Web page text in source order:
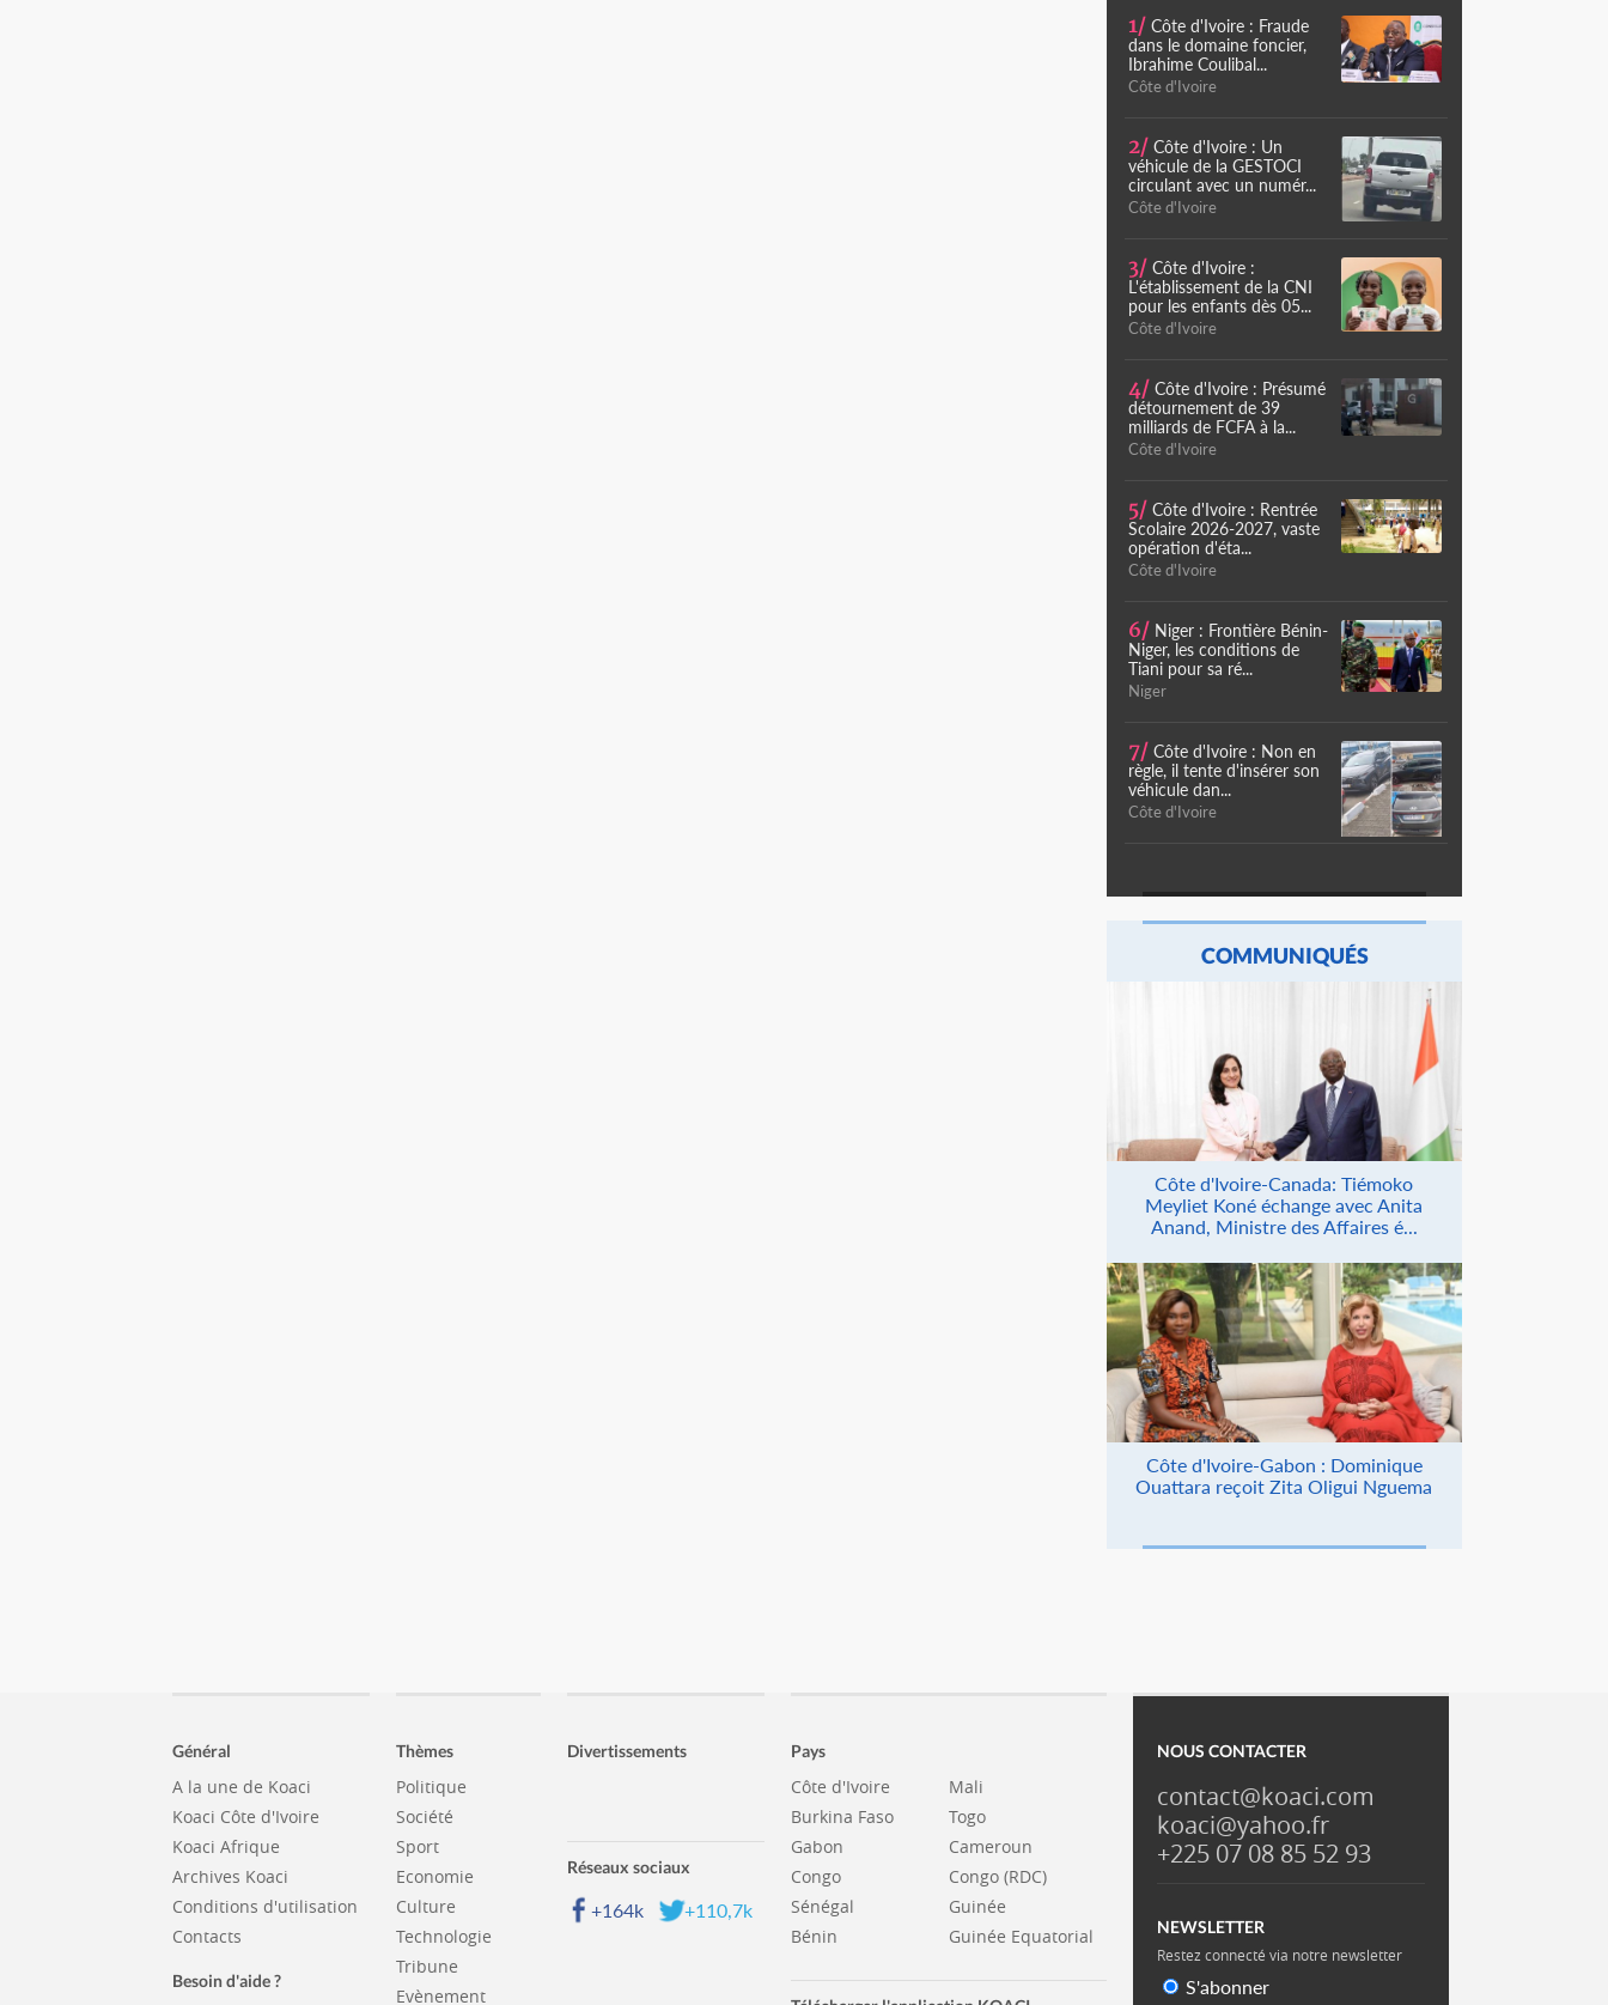
1/ Côte d'Ivoire : Fraude
dans le domaine foncier,
Ibrahime Coulibal...
Côte d'Ivoire
2/ Côte d'Ivoire : Un
véhicule de la GESTOCI
circulant avec un numér...
Côte d'Ivoire
3/ Côte d'Ivoire :
L'établissement de la CNI
pour les enfants dès 05...
Côte d'Ivoire
4/ Côte d'Ivoire : Présumé
détournement de 39
milliards de FCFA à la...
Côte d'Ivoire
5/ Côte d'Ivoire : Rentrée
Scolaire 2026-2027, vaste
opération d'éta...
Côte d'Ivoire
6/ Niger : Frontière Bénin-
Niger, les conditions de
Tiani pour sa ré...
Niger
7/ Côte d'Ivoire : Non en
règle, il tente d'insérer son
véhicule dan...
Côte d'Ivoire
COMMUNIQUÉS
Côte d'Ivoire-Canada: Tiémoko
Meyliet Koné échange avec Anita
Anand, Ministre des Affaires é...
Côte d'Ivoire-Gabon : Dominique
Ouattara reçoit Zita Oligui Nguema
Général
A la une de Koaci
Koaci Côte d'Ivoire
Koaci Afrique
Archives Koaci
Conditions d'utilisation
Contacts
Besoin d'aide ?
Thèmes
Politique
Société
Sport
Economie
Culture
Technologie
Tribune
Evènement
Divertissements
Réseaux sociaux
+164k +110,7k
Pays
Côte d'Ivoire
Burkina Faso
Gabon
Congo
Sénégal
Bénin
Mali
Togo
Cameroun
Congo (RDC)
Guinée
Guinée Equatorial
NOUS CONTACTER
contact@koaci.com
koaci@yahoo.fr
+225 07 08 85 52 93
NEWSLETTER
Restez connecté via notre newsletter
S'abonner